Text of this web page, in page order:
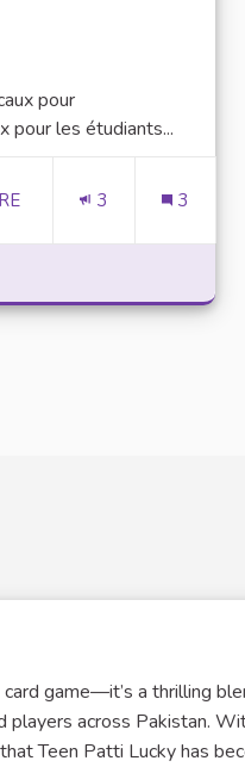
pour
pour les étudiants...
3 3
game—it’s a thrilling
across Pakistan.
Teen Patti Lucky has